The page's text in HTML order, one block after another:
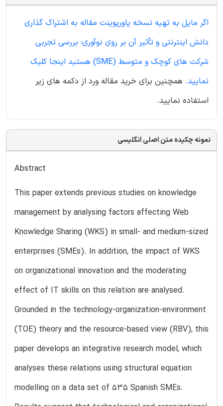
اگر مایل به تهیه نسخه پاورپوینت مقاله به اشتراک گذاری
دانش اینترنتی و تأثیر آن بر روی نوآوری: بررسی تجربی
شرکت های کوچک و متوسط (SME) هستید اینجا کلیک
نمایید. همچنین برای خرید مقاله ورد از دکمه های زیر
استفاده نمایید.
نمونه چکیده متن اصلی انگلیسی
Abstract
This paper extends previous studies on knowledge
management by analysing factors affecting Web
Knowledge Sharing (WKS) in small- and medium-sized
enterprises (SMEs). In addition, the impact of WKS
on organizational innovation and the moderating
effect of IT skills on this relation are analysed.
Grounded in the technology-organization-environment
(TOE) theory and the resource-based view (RBV), this
paper develops an integrative research model, which
analyses these relations using structural equation
modelling on a data set of 535 Spanish SMEs.